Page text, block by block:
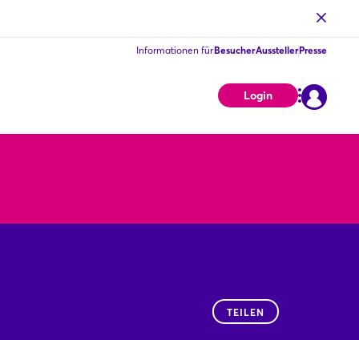
Informationen fürBesucherAusstellerPresse
Login
TEILEN